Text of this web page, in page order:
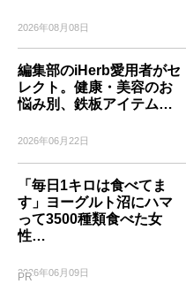
2026年08月08日
編集部のiHerb愛用者がセ
レクト。健康・美容のお
悩み別、鉄板アイテム…
2026年06月22日
「毎日1キロは食べてま
す」ヨーグルト沼にハマ
って3500種類食べた女
性…
2026年06月09日
PR